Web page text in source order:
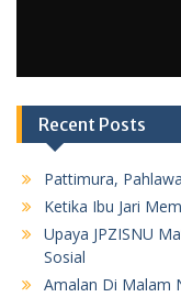
Recent Posts
Pattimura,
Ketika Ibu Jari
Upaya JPZISNU
Sosial
Amalan Di Malam